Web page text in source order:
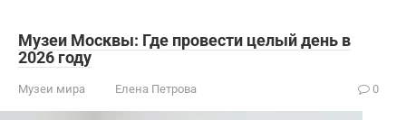
Музеи Москвы: Где провести целый день в
2026 году
Музеи мира Елена Петрова 0